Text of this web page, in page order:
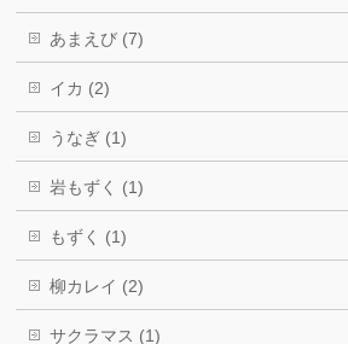
あまえび (7)
イカ (2)
うなぎ (1)
岩もずく (1)
もずく (1)
柳カレイ (2)
サクラマス (1)